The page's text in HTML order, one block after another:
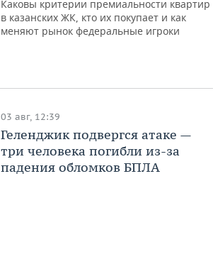
Каковы критерии премиальности квартир
в казанских ЖК, кто их покупает и как
меняют рынок федеральные игроки
03 авг, 12:39
Геленджик подвергся атаке —
три человека погибли из-за
падения обломков БПЛА